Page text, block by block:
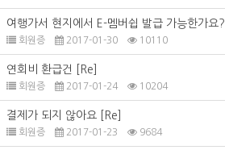
여행가서 현지에서 E-멤버쉽 발급 가능한가요?
회원증 2017-01-30 10110
연회비 환급건 [Re]
회원증 2017-01-24 10204
결제가 되지 않아요 [Re]
회원증 2017-01-23 9684